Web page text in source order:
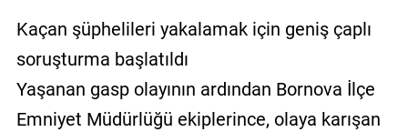
Kaçan şüphelileri yakalamak için geniş çaplı
soruşturma başlatıldı
Yaşanan gasp olayının ardından Bornova İlçe
Emniyet Müdürlüğü ekiplerince, olaya karışan